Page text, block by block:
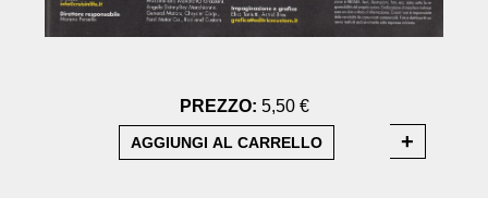
PREZZO: 5,50 €